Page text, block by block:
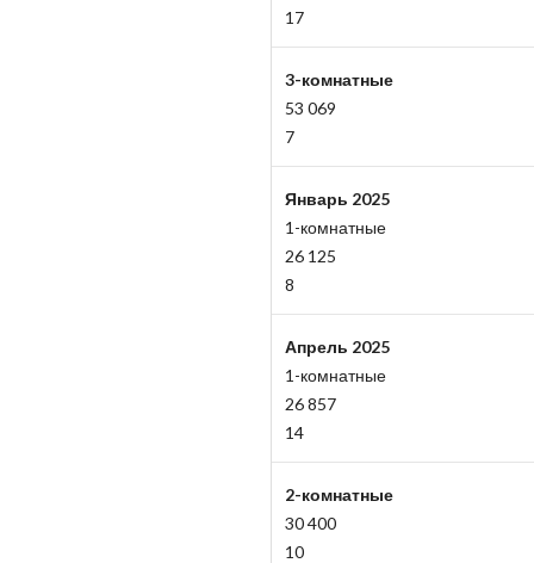
17
3-комнатные
53 069
7
Январь 2025
1-комнатные
26 125
8
Апрель 2025
1-комнатные
26 857
14
2-комнатные
30 400
10